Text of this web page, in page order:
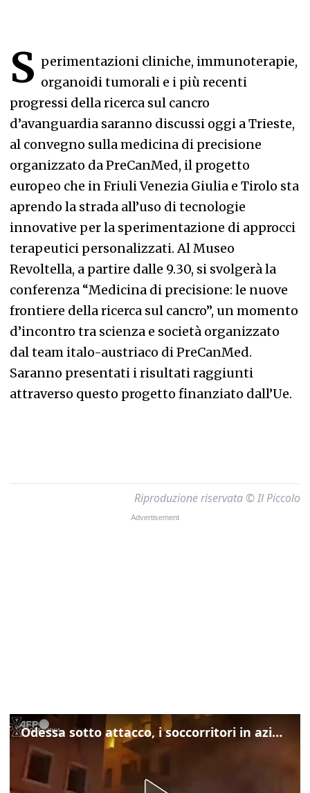
S perimentazioni cliniche, immunoterapie,
organoidi tumorali e i più recenti
progressi della ricerca sul cancro
d’avanguardia saranno discussi oggi a Trieste,
al convegno sulla medicina di precisione
organizzato da PreCanMed, il progetto
europeo che in Friuli Venezia Giulia e Tirolo sta
aprendo la strada all’uso di tecnologie
innovative per la sperimentazione di approcci
terapeutici personalizzati. Al Museo
Revoltella, a partire dalle 9.30, si svolgerà la
conferenza “Medicina di precisione: le nuove
frontiere della ricerca sul cancro”, un momento
d’incontro tra scienza e società organizzato
dal team italo-austriaco di PreCanMed.
Saranno presentati i risultati raggiunti
attraverso questo progetto finanziato dall’Ue.
Riproduzione riservata © Il Piccolo
Odessa sotto attacco, i soccorritori in azione